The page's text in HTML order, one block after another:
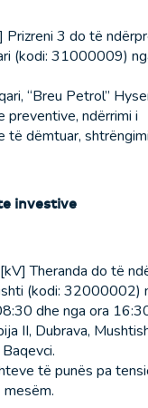
3 do të
(kodi: 31000009)
“Breu Petrol”
ndërrimi i
dëmtuar,
investive
Theranda do të
(kodi: 32000002)
dhe nga ora
II, Dubrava,
të punës pa